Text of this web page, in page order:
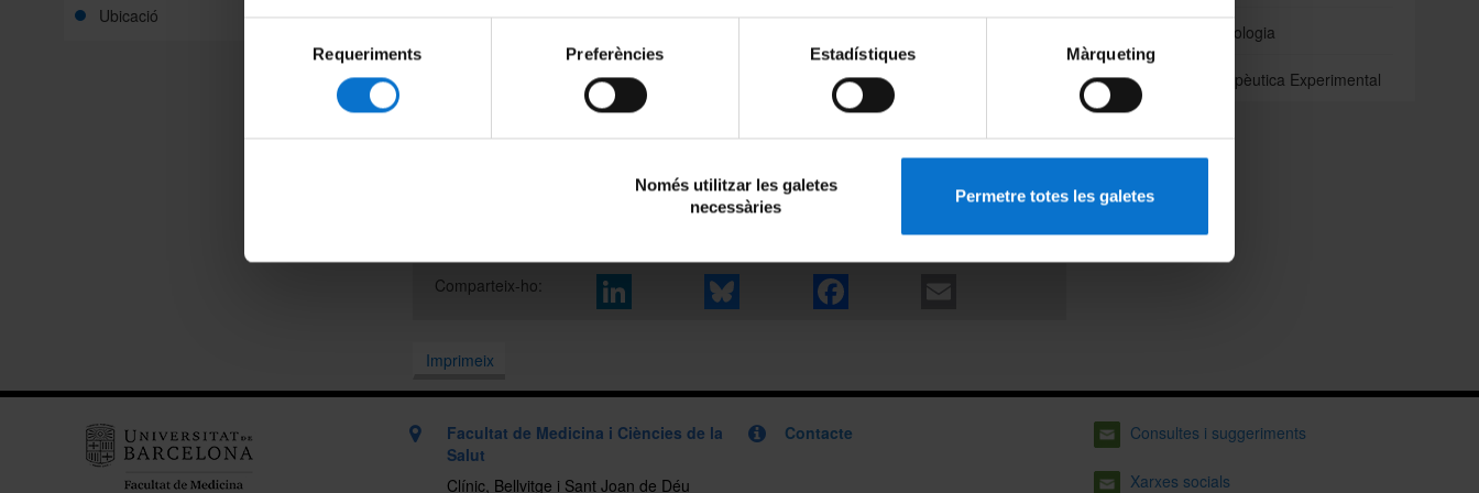
consentiment
Requeriments Preferències Estadístiques Màrqueting
Només utilitzar les galetes
necessàries
Permetre totes les galetes
Ubicació
sí: estem preparats per “flip the script”, canviar el guió i transformar la manera com
La jornada no només ha estat un èxit en participació, sinó també en impacte i
motivació col·lectiva. Continuarem treballant per ampliar aquesta formació i portar-la a
més centres, més persones i més espais de debat.
Comparteix-ho:
Imprimeix
Odontoestomatologia
Patologia i Terapèutica Experimental
Facultat de Medicina i Ciències de la
Salut
Clínic, Bellvitge i Sant Joan de Déu
Contacte Consultes i suggeriments
Xarxes socials